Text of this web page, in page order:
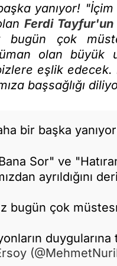
yanıyor!
Ferdi Tayfur'un
bugün çok
olan büyük
eşlik
başsağlığı
bir başka
Sor" ve
ayrıldığını
bugün çok